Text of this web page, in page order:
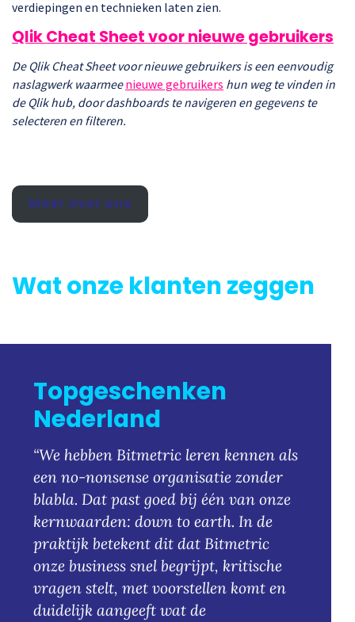
verdiepingen en technieken laten zien.
Qlik Cheat Sheet voor nieuwe gebruikers
De Qlik Cheat Sheet voor nieuwe gebruikers is een eenvoudig
naslagwerk waarmeenieuwe gebruikers hun weg te vinden in
de Qlik hub, door dashboards te navigeren en gegevens te
selecteren en filteren.
Meer over ons
Wat onze klanten zeggen
Topgeschenken
Nederland
We hebben Bitmetric leren kennen als
een no-nonsense organisatie zonder
blabla. Dat past goed bij één van onze
kernwaarden: down to earth. In de
praktijk betekent dit dat Bitmetric
onze business snel begrijpt, kritische
vragen stelt, met voorstellen komt en
duidelijk aangeeft wat de